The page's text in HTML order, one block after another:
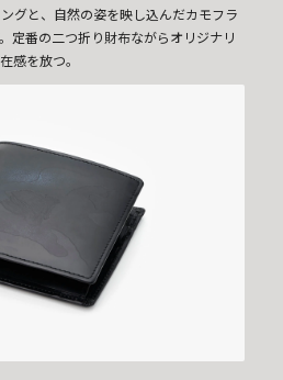
グと、自然の姿を映し込んだカモフラ
定番の二つ折り財布ながらオリジナリ
感を放つ。